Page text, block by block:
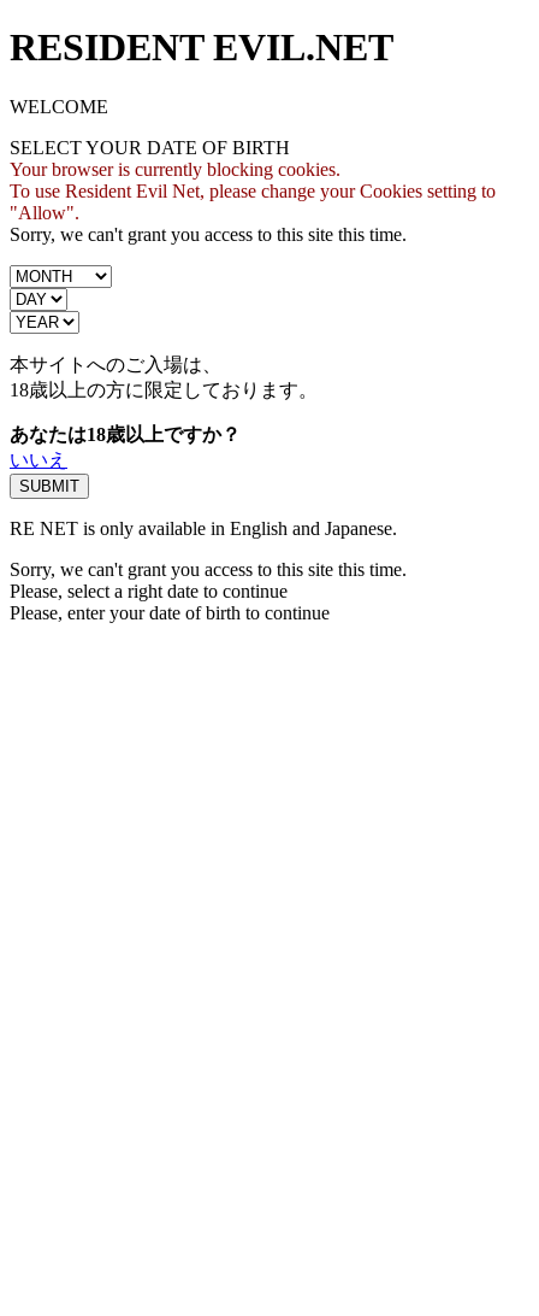
RESIDENT EVIL.NET
WELCOME
SELECT YOUR DATE OF BIRTH
Your browser is currently blocking cookies.
To use Resident Evil Net, please change your Cookies setting to
"Allow".
Sorry, we can't grant you access to this site this time.
本サイトへのご入場は、
18歳以上の方に限定しております。
あなたは18歳以上ですか？
いいえ
RE NET is only available in English and Japanese.
Sorry, we can't grant you access to this site this time.
Please, select a right date to continue
Please, enter your date of birth to continue